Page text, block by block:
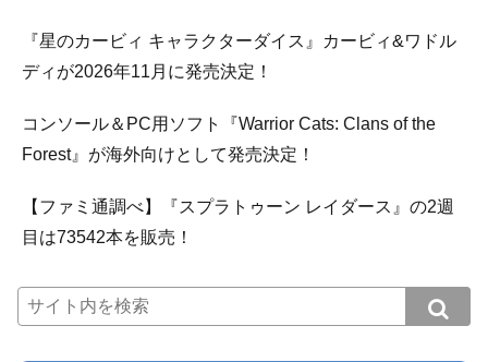
『星のカービィ キャラクターダイス』カービィ&ワドル
ディが2026年11月に発売決定！
コンソール＆PC用ソフト『Warrior Cats: Clans of the
Forest』が海外向けとして発売決定！
【ファミ通調べ】『スプラトゥーン レイダース』の2週
目は73542本を販売！